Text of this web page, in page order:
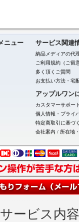
ニュー サービス関連
納品メディアの代
ご利用規約（ご留
多く頂くご質問
お支払い方法・宅
アップルワン
カスタマーサポー
個人情報・プライ
特定商取引に基づ
会社案内 / 所在地
ービス内